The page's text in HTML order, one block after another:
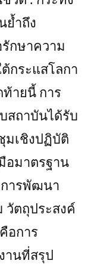
ย้ำถึง
กษาความ
กระแสโลกา
ายนี้ การ
สถาบันได้รับ
มเชิงปฏิบัติ
อมาตรฐาน
การพัฒนา
วัตถุประสงค์
อการ
านที่สรุป